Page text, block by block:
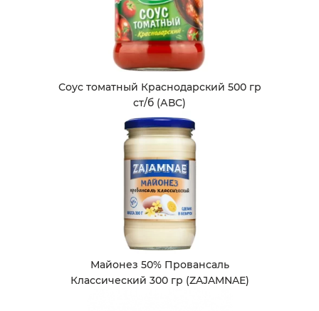
Соус томатный Краснодарский 500 гр
ст/б (АВС)
Майонез 50% Провансаль
Классический 300 гр (ZAJAMNAE)